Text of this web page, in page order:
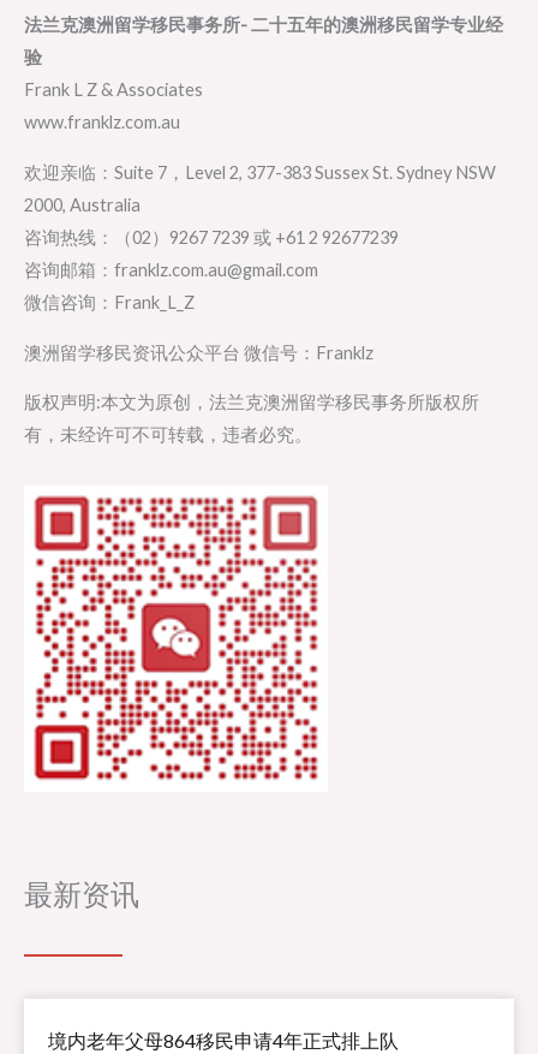
法兰克澳洲留学移民事务所- 二十五年的澳洲移民留学专业经
验
Frank L Z & Associates
www.franklz.com.au
欢迎亲临：Suite 7，Level 2, 377-383 Sussex St. Sydney NSW
2000, Australia
咨询热线：（02）9267 7239 或 +61 2 92677239
咨询邮箱：franklz.com.au@gmail.com
微信咨询：Frank_L_Z
澳洲留学移民资讯公众平台 微信号：Franklz
版权声明:本文为原创，法兰克澳洲留学移民事务所版权所
有，未经许可不可转载，违者必究。
最新资讯
境内老年父母864移民申请4年正式排上队